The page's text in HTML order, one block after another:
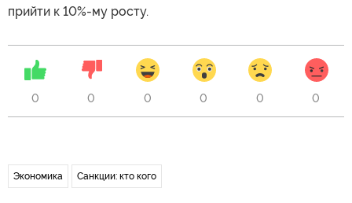
прийти к 10%-му росту.
0 0 0 0 0 0
Экономика Санкции: кто кого